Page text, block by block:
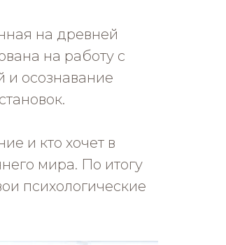
на древней
на работу с
и осознавание
и кто хочет в
мира. По итогу
психологические